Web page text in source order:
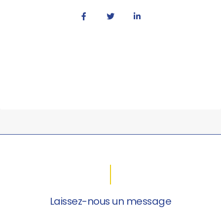
Laissez-nous un message